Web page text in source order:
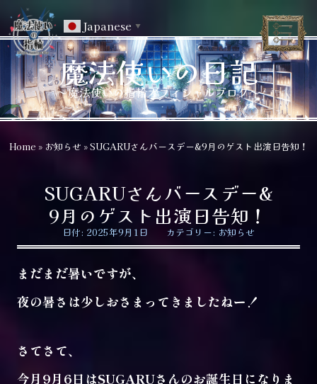
Japanese ▼
魔法使いの日記
～魔法使いの指輪オフィシャルブログ～
Home » お知らせ »SUGARUさんバースデー&9月のゲスト出演日告知！
SUGARUさんバースデー&
9月のゲスト出演日告知！
日付: 2025年9月1日 カテゴリー: お知らせ
まだまだ暑いですが、
夜の暑さは少しおさまってきましたねー！
さてさて、
今月9月6日はSUGARUさんのお誕生日になりま